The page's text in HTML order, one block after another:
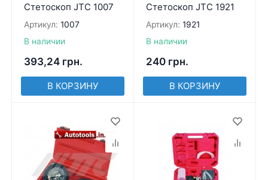
Стетоскоп JTC 1007
Артикул: 1007
В наличии
393,24 грн.
В КОРЗИНУ
Стетоскоп JTC 1921
Артикул: 1921
В наличии
240 грн.
В КОРЗИНУ